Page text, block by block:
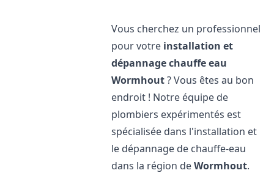
Vous cherchez un professionnel
pour votre installation et
dépannage chauffe eau
Wormhout? Vous êtes au bon
endroit ! Notre équipe de
plombiers expérimentés est
spécialisée dans l'installation et
le dépannage de chauffe-eau
dans la région deWormhout.